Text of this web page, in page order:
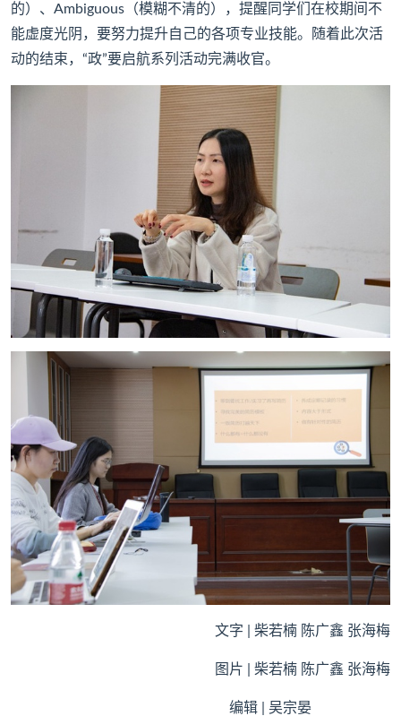
的）、Ambiguous（模糊不清的），提醒同学们在校期间不
能虚度光阴，要努力提升自己的各项专业技能。随着此次活
动的结束，“政”要启航系列活动完满收官。
文字 | 柴若楠 陈广鑫 张海梅
图片 | 柴若楠 陈广鑫 张海梅
编辑 | 吴宗晏